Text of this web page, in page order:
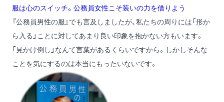
服は心のスイッチ。公務員女性こそ装いの力を借りよう
『公務員男性の服』でも言及しましたが、私たちの周りには「形か
ら入る」ことに対してあまり良い印象を抱かない方もいます。
「見かけ倒し」なんて言葉があるくらいですから。しかしそんな
ことを気にするのは本当にもったいないです。